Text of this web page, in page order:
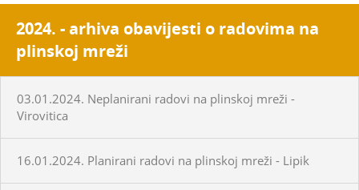
2024. - arhiva obavijesti o radovima na
plinskoj mreži
03.01.2024. Neplanirani radovi na plinskoj mreži -
Virovitica
16.01.2024. Planirani radovi na plinskoj mreži - Lipik